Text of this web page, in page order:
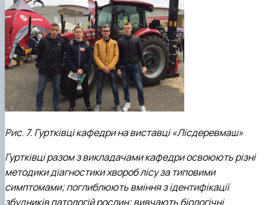
Рис. 7. Гуртківці кафедри на виставці «Лісдеревмаш»
Гуртківці разом з викладачами кафедри освоюють різні
методики діагностики хвороб лісу за типовими
симптомами; поглиблюють вміння з ідентифікації
збудників патологій рослин; вивчають біологічні